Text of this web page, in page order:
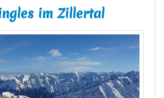
im Zillertal